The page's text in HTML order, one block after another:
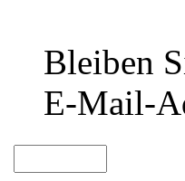
Bleiben
E-Mail-